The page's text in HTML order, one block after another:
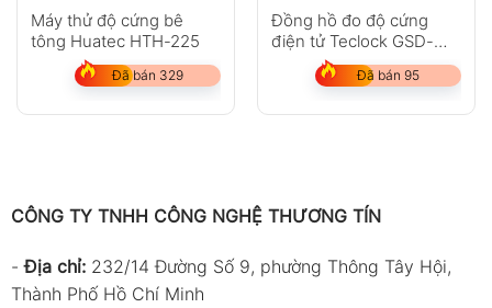
Máy thử độ cứng bê
tông Huatec HTH-225
Đã bán 329
Đồng hồ đo độ cứng
điện tử Teclock GSD-
Đã bán 95
CÔNG TY TNHH CÔNG NGHỆ THƯƠNG TÍN
-Địa chỉ: 232/14 Đường Số 9, phường Thông Tây Hội,
Thành Phố Hồ Chí Minh